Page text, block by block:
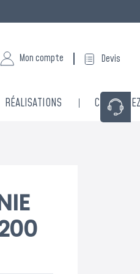
Mon compte Devis
RÉALISATIONS
×